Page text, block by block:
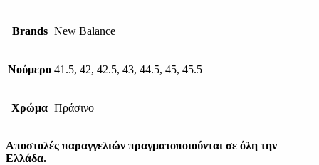
Brands New Balance
Νούμερο 41.5, 42, 42.5, 43, 44.5, 45, 45.5
Χρώμα Πράσινο
Αποστολές παραγγελιών πραγματοποιούνται σε όλη την
Ελλάδα.